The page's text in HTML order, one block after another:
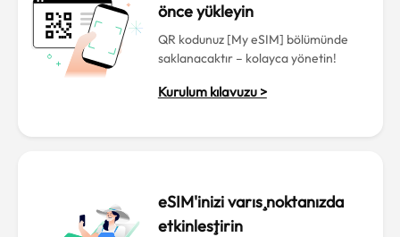
önce yükleyin
QR kodunuz [My eSIM] bölümünde
saklanacaktır – kolayca yönetin!
Kurulum kılavuzu >
eSIM'inizi varış noktanızda
etkinleştirin